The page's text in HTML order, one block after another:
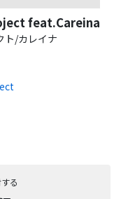
feat.Careina
ト/カレイナ
る